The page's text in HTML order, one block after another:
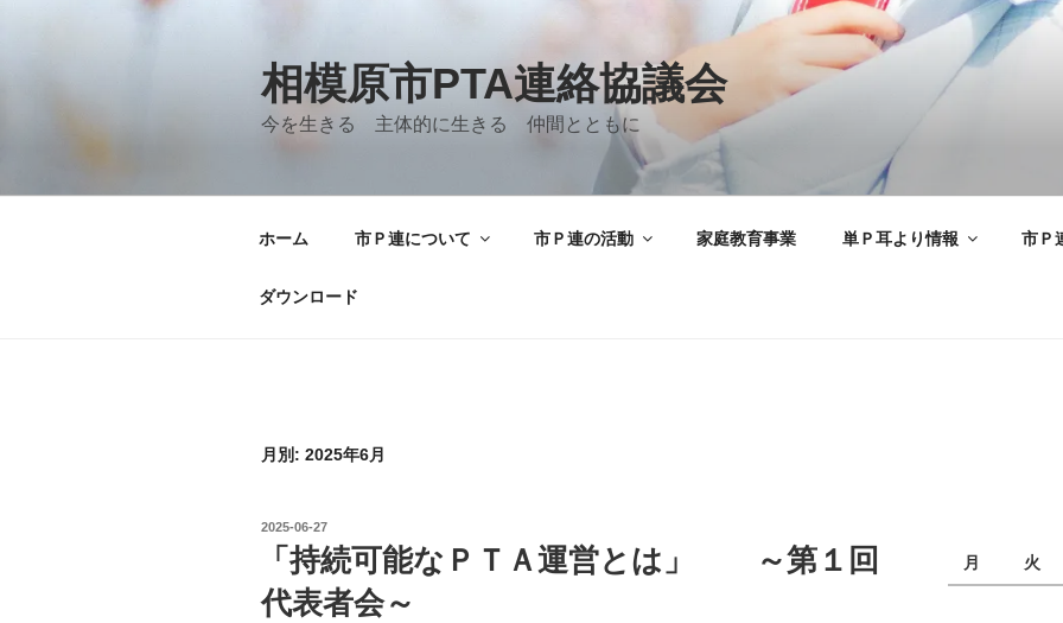
相模原市PTA連絡協議会
今を生きる 主体的に生きる 仲間とともに
ホーム 市Ｐ連について 市Ｐ連の活動 家庭教育事業 単Ｐ耳より情報 市Ｐ
ダウンロード
月別: 2025年6月
投
日:
2025-06-27
「持続可能なＰＴＡ運営とは」 ～第１回
代表者会～
月
火